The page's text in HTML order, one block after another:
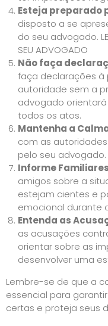
Esteja preparado
disposto a se
do seu advogado.
SEU ADVOGADO
Não faça
faça declarações à
autoridade sem a
advogado
todos os atos.
Mantenha a
com as
pelo seu advogado.
Informe
amigos sobre a
estejam cientes e
emocional durante
Entenda as
as acusações
orientar sobre as
desenvolver uma
Lembre-se de que a
essencial para
certas e proteja seus